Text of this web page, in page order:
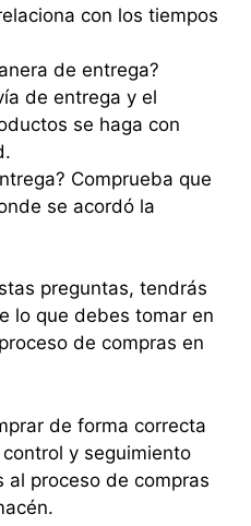
con los tiempos
de entrega?
de entrega y el
se haga con
Comprueba que
se acordó la
preguntas, tendrás
lo que debes tomar en
de compras en
de forma correcta
y seguimiento
proceso de compras